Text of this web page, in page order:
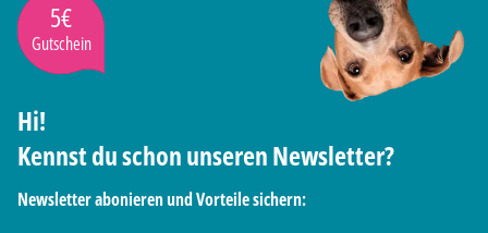
5€
Gutschein
Hi!
Kennst du schon unseren Newsletter?
Newsletter abonieren und Vorteile sichern: